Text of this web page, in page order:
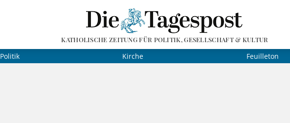
KATHOLISCHE ZEITUNG FÜR POLITIK, GESELLSCHAFT & KULTUR
Politik Kirche Feuilleton